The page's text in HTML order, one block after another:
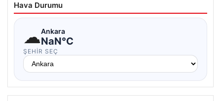
Hava Durumu
☁Ankara
NaN°C
ŞEHIR SEÇ